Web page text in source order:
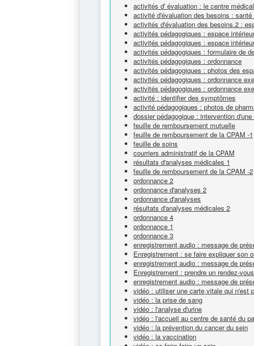
activités d' évaluation : le centre médical
activité d'évaluation des besoins :
activités d'évaluation des besoins.2 :
activités pédagogiques : espace
activités pédagogiques : espace
activités pédagogiques : formulaire de
activités pédagogiques : ordonnance
activités pédagogiques : photos des
activités pédagogiques : ordonnance
activités pédagogiques : ordonnance
activité : identifier des symptômes
activité pédagogiques : photos de
dossier pédagogique : intervention
feuille de remboursement mutuelle
feuille de remboursement de la CPAM -1
feuille de soins
courriers administratif de la CPAM
résultats d'analyses médicales 1
feuille de remboursement de la CPAM -2
ordonnance 2
ordonnance d'analyses 2
ordonnance d'analyses
résultats d'analyses médicales 2
ordonnance 4
ordonnance 1
ordonnance 3
enregistrement audio : message de
Enregistrement : se faire expliquer son
enregistrement audio : message de
Enregistrement : prendre un rendez-
enregistrement audio : message de
vidéo : utiliser une carte vitale qui n'est
vidéo : la prise de sang
vidéo : l'analyse d'urine
vidéo : l'accueil au centre de santé du
vidéo : la prévention du cancer du sein
vidéo : la vaccination